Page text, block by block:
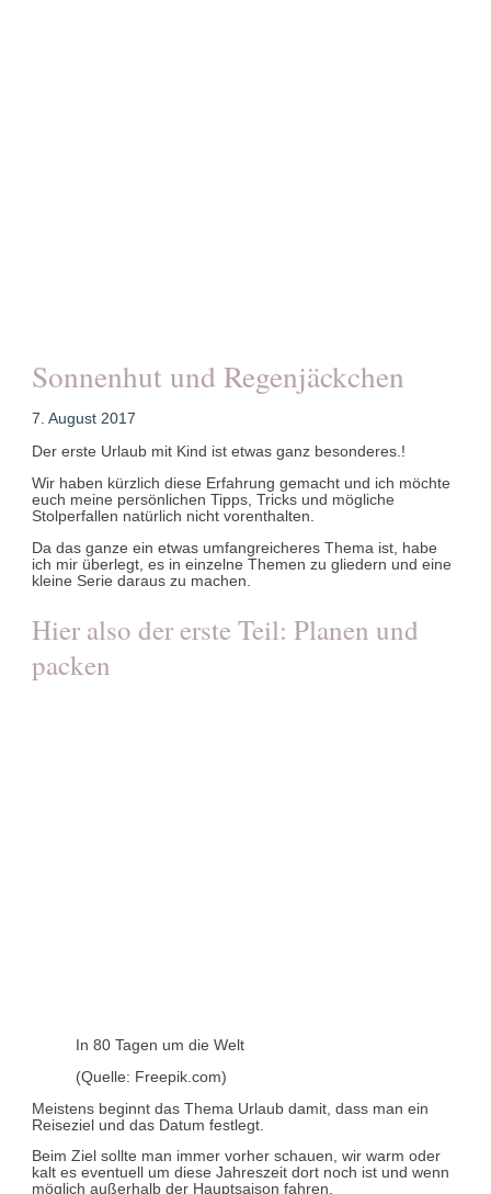
Sonnenhut und Regenjäckchen
7. August 2017
Der erste Urlaub mit Kind ist etwas ganz besonderes.!
Wir haben kürzlich diese Erfahrung gemacht und ich möchte
euch meine persönlichen Tipps, Tricks und mögliche
Stolperfallen natürlich nicht vorenthalten.
Da das ganze ein etwas umfangreicheres Thema ist, habe
ich mir überlegt, es in einzelne Themen zu gliedern und eine
kleine Serie daraus zu machen.
Hier also der erste Teil: Planen und
packen
In 80 Tagen um die Welt
(Quelle: Freepik.com)
Meistens beginnt das Thema Urlaub damit, dass man ein
Reiseziel und das Datum festlegt.
Beim Ziel sollte man immer vorher schauen, wir warm oder
kalt es eventuell um diese Jahreszeit dort noch ist und wenn
möglich außerhalb der Hauptsaison fahren.